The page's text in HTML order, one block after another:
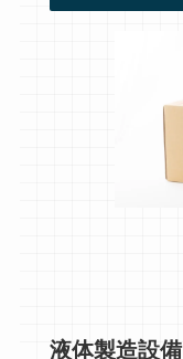
液体製造設備